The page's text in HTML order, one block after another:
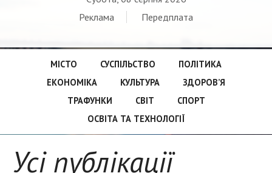
Реклама
Передплата
МІСТО СУСПІЛЬСТВО
ПОЛІТИКА
ЕКОНОМІКА
КУЛЬТУРА
ЗДОРОВ’Я
ТРАФУНКИ
СВІТ
СПОРТ
ОСВІТА ТА ТЕХНОЛОГІЇ
Усі публікації